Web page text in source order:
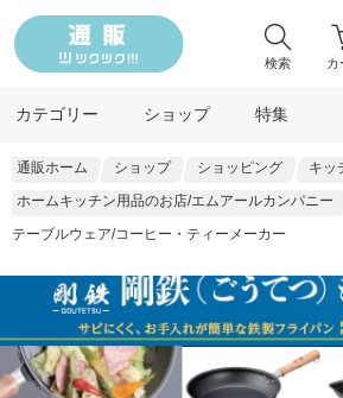
検索 カ
カテゴリー ショップ 特集
通販ホーム ショップ ショッピング
キッ
ホームキッチン用品のお店/エムアールカンパニー
テーブルウェア/コーヒー・ティーメーカー